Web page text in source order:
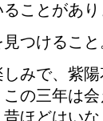
ことがあり
つけること
みで、紫
の三年は
ほどはい